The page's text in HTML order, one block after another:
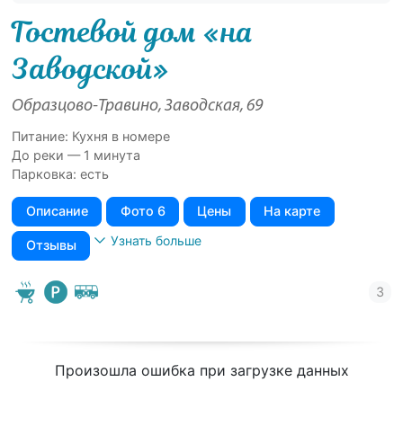
Гостевой дом «на
Заводской»
Образцово-Травино, Заводская, 69
Питание: Кухня в номере
До реки — 1 минута
Парковка: есть
Описание Фото 6 Цены На карте
Отзывы Узнать больше
Произошла ошибка при загрузке данных